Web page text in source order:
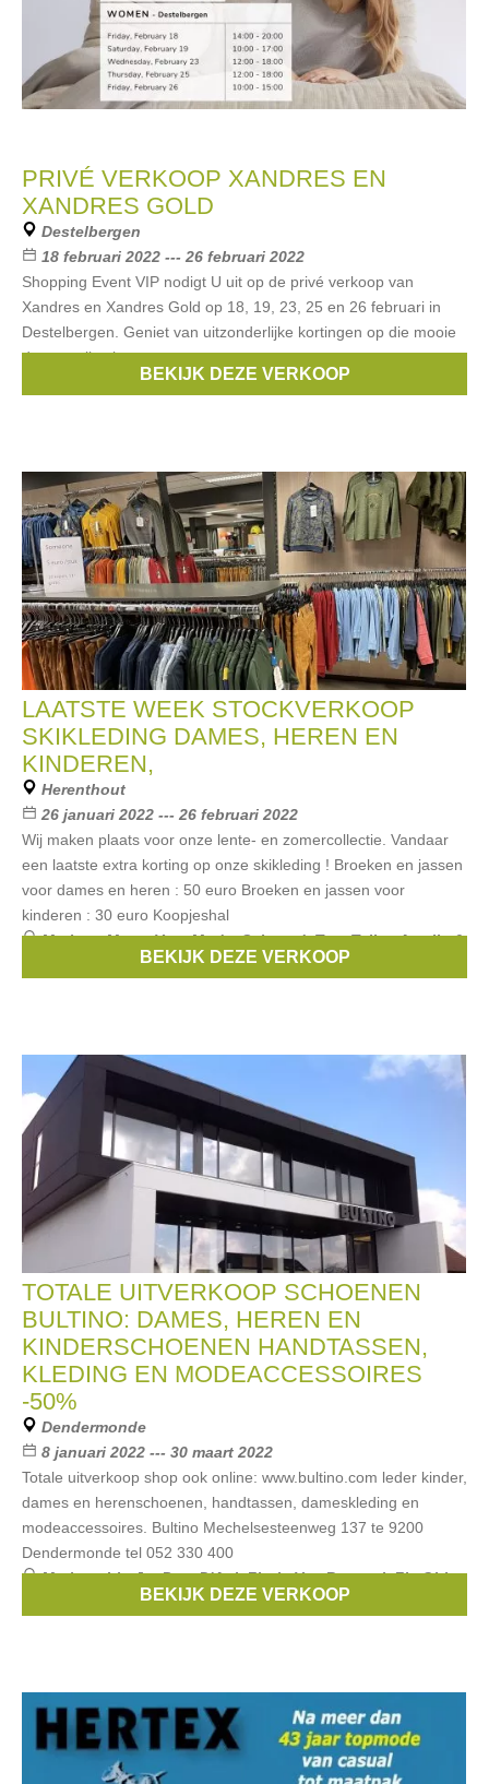
PRIVÉ VERKOOP XANDRES EN
XANDRES GOLD
Destelbergen
18 februari 2022 --- 26 februari 2022
Shopping Event VIP nodigt U uit op de privé verkoop van
Xandres en Xandres Gold op 18, 19, 23, 25 en 26 februari in
Destelbergen. Geniet van uitzonderlijke kortingen op die mooie
damescollectie
Xandres,Xandres Gold
BEKIJK DEZE VERKOOP
LAATSTE WEEK STOCKVERKOOP
SKIKLEDING DAMES, HEREN EN
KINDEREN,
Herenthout
26 januari 2022 --- 26 februari 2022
Wij maken plaats voor onze lente- en zomercollectie. Vandaar
een laatste extra korting op onze skikleding ! Broeken en jassen
voor dames en heren : 50 euro Broeken en jassen voor
kinderen : 30 euro Koopjeshal
Merken:Mexx,Vero Moda,Selected,Tom Tailor,Amelie &
BEKIJK DEZE VERKOOP
TOTALE UITVERKOOP SCHOENEN
BULTINO: DAMES, HEREN EN
KINDERSCHOENEN HANDTASSEN,
KLEDING EN MODEACCESSOIRES
-50%
Dendermonde
8 januari 2022 --- 30 maart 2022
Totale uitverkoop shop ook online: www.bultino.com leder kinder,
dames en herenschoenen, handtassen, dameskleding en
modeaccessoires. Bultino Mechelsesteenweg 137 te 9200
Dendermonde tel 052 330 400
Merken:Liu Jo,Pom D'Api,Floris Van Bommel,Fly Girl,
, ...
BEKIJK DEZE VERKOOP